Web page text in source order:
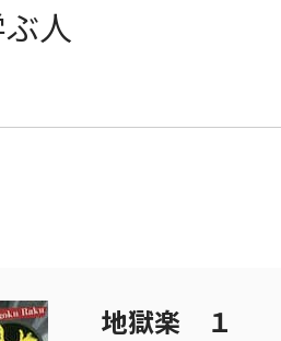
人
地獄楽 １